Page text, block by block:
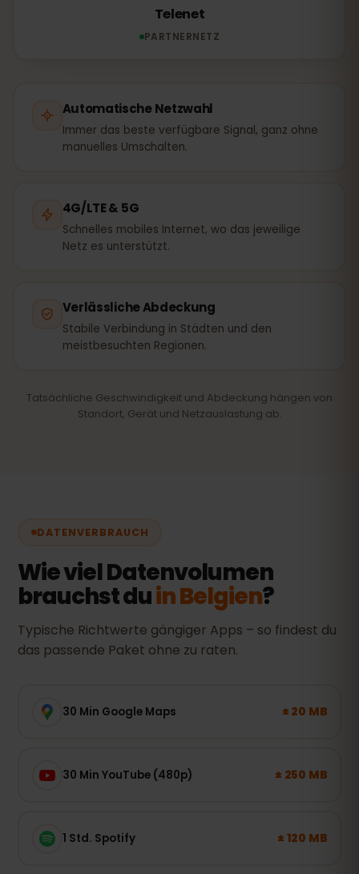
Telenet
PARTNERNETZ
Automatische Netzwahl
Immer das beste verfügbare Signal, ganz ohne
manuelles Umschalten.
4G/LTE & 5G
Schnelles mobiles Internet, wo das jeweilige
Netz es unterstützt.
Verlässliche Abdeckung
Stabile Verbindung in Städten und den
meistbesuchten Regionen.
Tatsächliche Geschwindigkeit und Abdeckung hängen von
Standort, Gerät und Netzauslastung ab.
DATENVERBRAUCH
Wie viel Datenvolumen
brauchst duin Belgien?
Typische Richtwerte gängiger Apps – so findest du
das passende Paket ohne zu raten.
30 Min Google Maps ± 20 MB
30 Min YouTube (480p) ± 250 MB
1 Std. Spotify ± 120 MB